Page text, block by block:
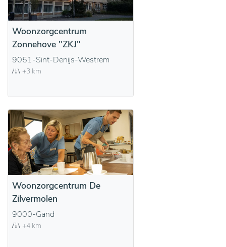
Woonzorgcentrum
Zonnehove "ZKJ"
9051-Sint-Denijs-Westrem
+3 km
Woonzorgcentrum De
Zilvermolen
9000-Gand
+4 km